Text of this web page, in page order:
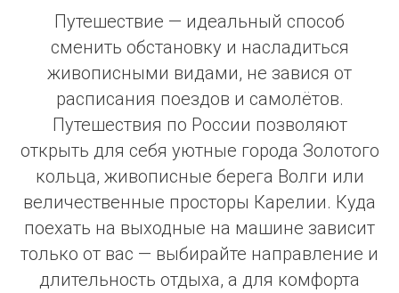
Путешествие — идеальный способ
сменить обстановку и насладиться
живописными видами, не завися от
расписания поездов и самолётов.
Путешествия по России позволяют
открыть для себя уютные города Золотого
кольца, живописные берега Волги или
величественные просторы Карелии. Куда
поехать на выходные на машине зависит
только от вас — выбирайте направление и
длительность отдыха, а для комфорта